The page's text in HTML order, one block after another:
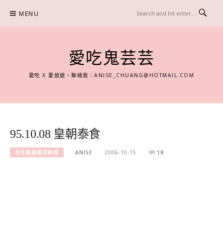
content
MENU
愛吃鬼芸芸
愛吃 X 愛旅遊。聯絡我：ANISE_CHUANG@HOTMAIL.COM
95.10.08 皇朝泰食
台北泰越南洋料理 ANISE 2006-10-15 18